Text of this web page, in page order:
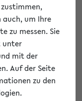
(06.08.26)
zustimmen,
auch, um Ihre
zu messen. Sie
unter
mit der
Auf der Seite
zu den